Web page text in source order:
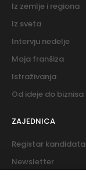
Iz zemlje i regiona
Iz sveta
Intervju nedelje
Moja franšiza
Istraživanja
Od ideje do biznisa
ZAJEDNICA
Registar kandidata
Newsletter